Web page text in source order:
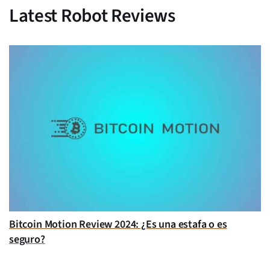
Latest Robot Reviews
Bitcoin Motion Review 2024: ¿Es una estafa o es
seguro?